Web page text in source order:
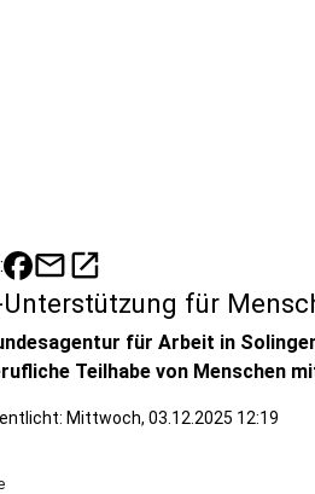
mailopen_in_new
für
für Arbeit in
Teilhabe von Menschen
Mittwoch, 03.12.2025 12:19